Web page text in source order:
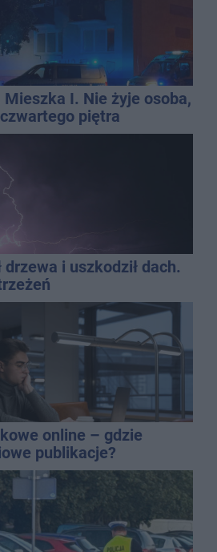
I. Nie żyje osoba,
piętra
drzewa i uszkodził dach.
online – gdzie
publikacje?